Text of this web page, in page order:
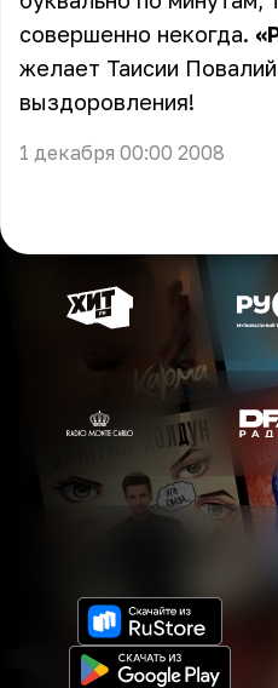
совершенно некогда.
желает Таисии
выздоровления!
1 декабря 00:00 2008